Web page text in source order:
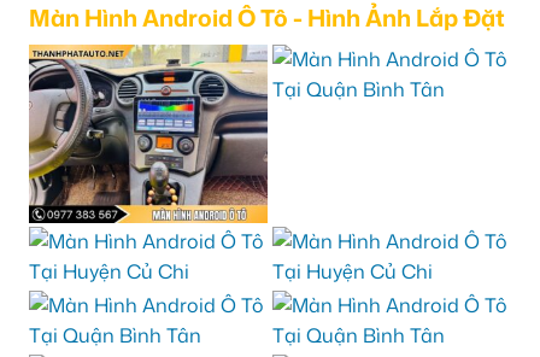
Màn Hình Android Ô Tô - Hình Ảnh Lắp Đặt